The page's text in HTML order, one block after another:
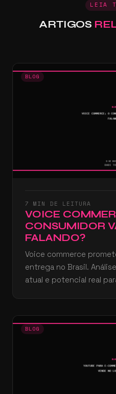
LEIA
ARTIGOS
BLOG
7 MIN DE LEITURA
VOICE
CONSUMIDOR
FALANDO?
Voice commerce
entrega no Brasil.
atual e potencial real
BLOG